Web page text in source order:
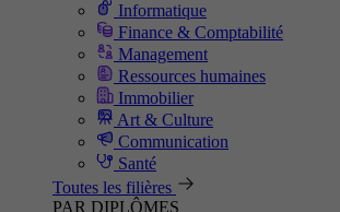
Informatique
Finance & Comptabilité
Management
Ressources humaines
Immobilier
Art & Culture
Communication
Santé
Toutes les filières
PAR DIPLÔMES